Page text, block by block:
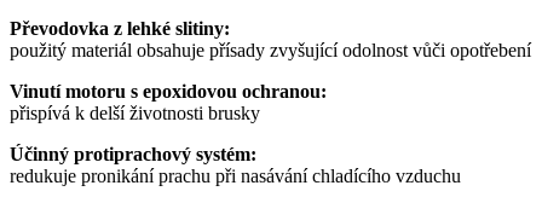
Převodovka z lehké slitiny:
použitý materiál obsahuje přísady zvyšující odolnost vůči opotřebení
Vinutí motoru s epoxidovou ochranou:
přispívá k delší životnosti brusky
Účinný protiprachový systém:
redukuje pronikání prachu při nasávání chladícího vzduchu